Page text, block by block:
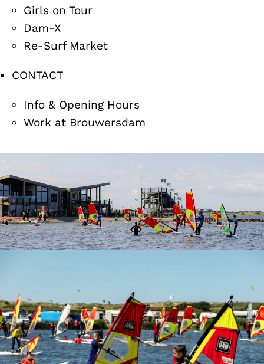
Girls on Tour
Dam-X
Re-Surf Market
CONTACT
Info & Opening Hours
Work at Brouwersdam